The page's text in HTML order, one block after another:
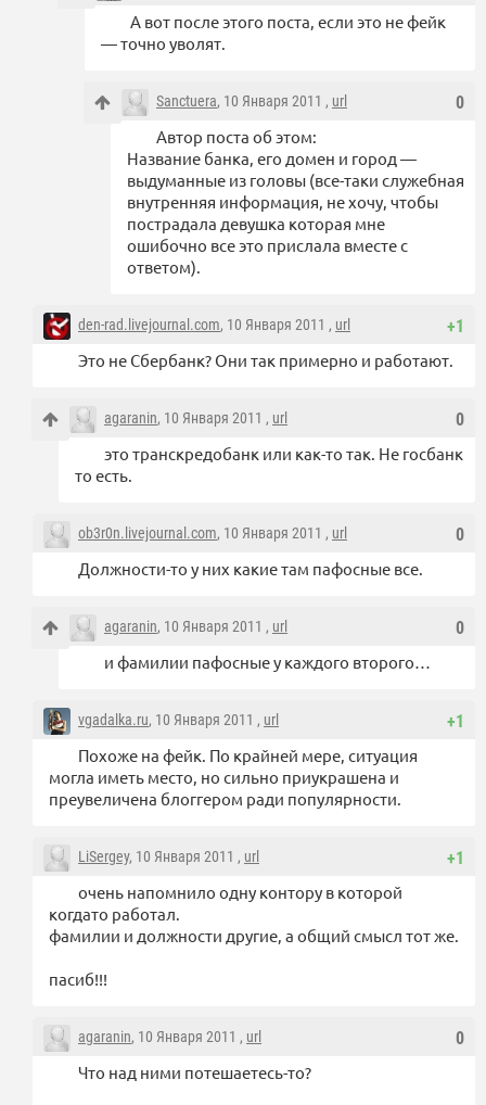
А вот после этого поста, если это не фейк
— точно уволят.
0
Sanctuera, 10 Января 2011 , url
Автор поста об этом:
Название банка, его домен и город —
выдуманные из головы (все-таки служебная
внутренняя информация, не хочу, чтобы
пострадала девушка которая мне
ошибочно все это прислала вместе с
ответом).
+1
den-rad.livejournal.com, 10 Января 2011 , url
Это не Сбербанк? Они так примерно и работают.
0
agaranin, 10 Января 2011 , url
это транскредобанк или как-то так. Не госбанк
то есть.
0
ob3r0n.livejournal.com, 10 Января 2011 , url
Должности-то у них какие там пафосные все.
0
agaranin, 10 Января 2011 , url
и фамилии пафосные у каждого второго…
+1
vgadalka.ru, 10 Января 2011 , url
Похоже на фейк. По крайней мере, ситуация
могла иметь место, но сильно приукрашена и
преувеличена блоггером ради популярности.
+1
LiSergey, 10 Января 2011 , url
очень напомнило одну контору в которой
когдато работал.
фамилии и должности другие, а общий смысл тот же.
пасиб!!!
0
agaranin, 10 Января 2011 , url
Что над ними потешаетесь-то?